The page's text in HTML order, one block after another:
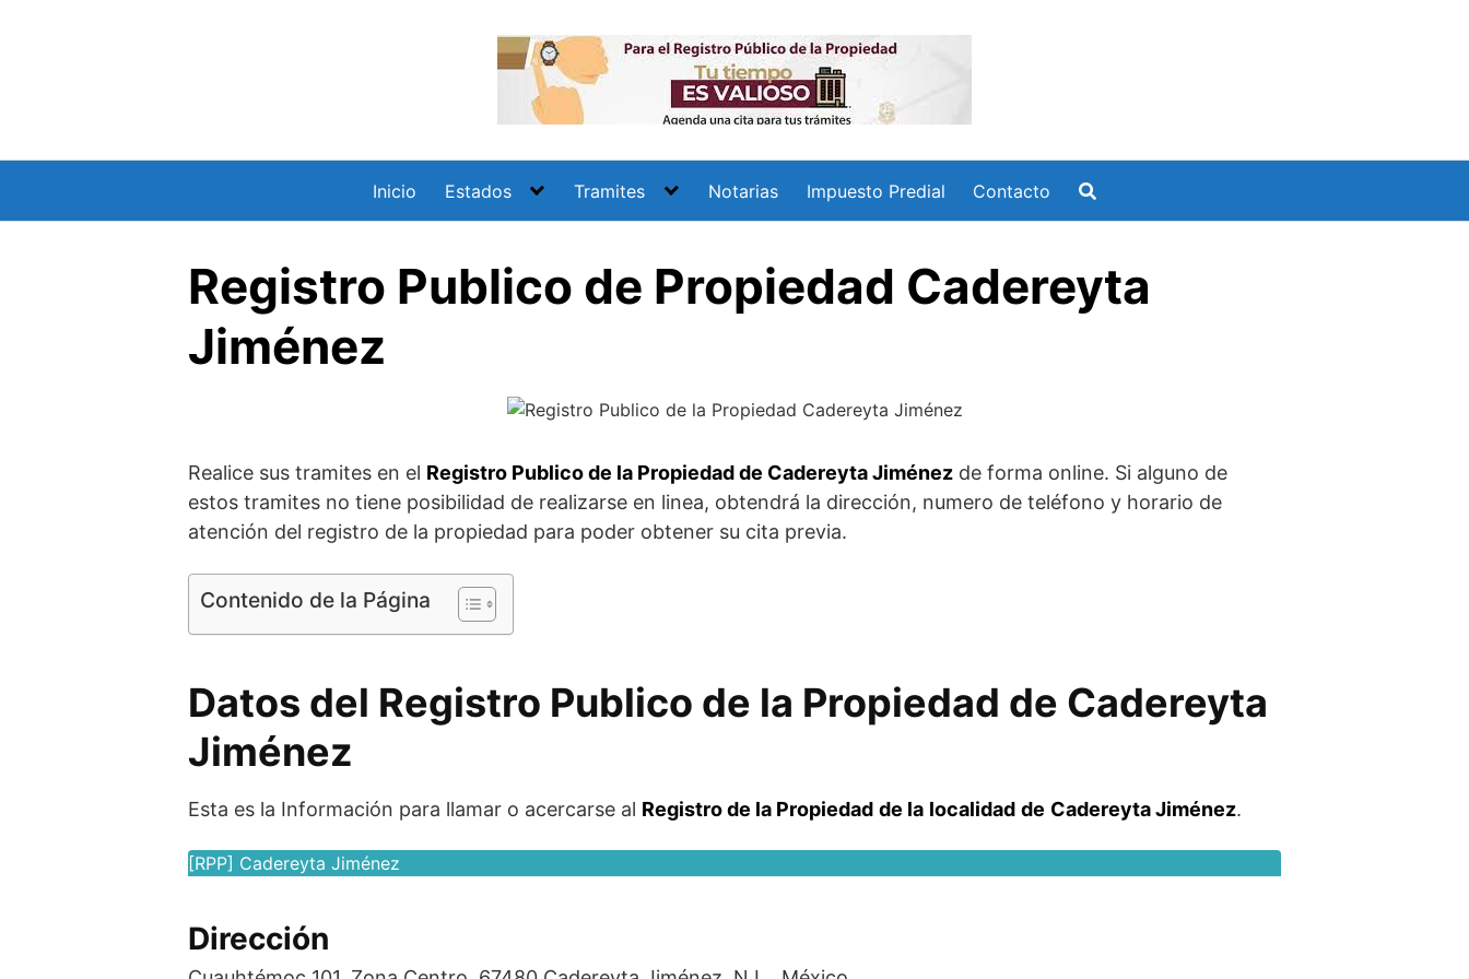
Inicio Estados Tramites Notarias Impuesto Predial Contacto
Registro Publico de Propiedad Cadereyta
Jiménez
Realice sus tramites en el Registro Publico de la Propiedad de Cadereyta Jiménez de forma online. Si alguno de
estos tramites no tiene posibilidad de realizarse en linea, obtendrá la dirección, numero de teléfono y horario de
atención del registro de la propiedad para poder obtener su cita previa.
Contenido de la Página
Datos del Registro Publico de la Propiedad de Cadereyta
Jiménez
Esta es la Información para llamar o acercarse al Registro de la Propiedad de la localidad de Cadereyta Jiménez.
[RPP] Cadereyta Jiménez
Dirección